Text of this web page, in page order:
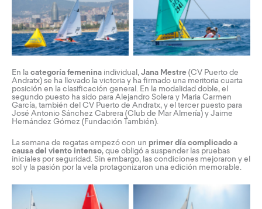
En la categoría femenina individual, Jana Mestre (CV Puerto de
Andratx) se ha llevado la victoria y ha firmado una meritoria cuarta
posición en la clasificación general. En la modalidad doble, el
segundo puesto ha sido para Alejandro Solera y Maria Carmen
García, también del CV Puerto de Andratx, y el tercer puesto para
José Antonio Sánchez Cabrera (Club de Mar Almería) y Jaime
Hernández Gómez (Fundación También).
La semana de regatas empezó con un primer día complicado a
causa del viento intenso, que obligó a suspender las pruebas
iniciales por seguridad. Sin embargo, las condiciones mejoraron y el
sol y la pasión por la vela protagonizaron una edición memorable.